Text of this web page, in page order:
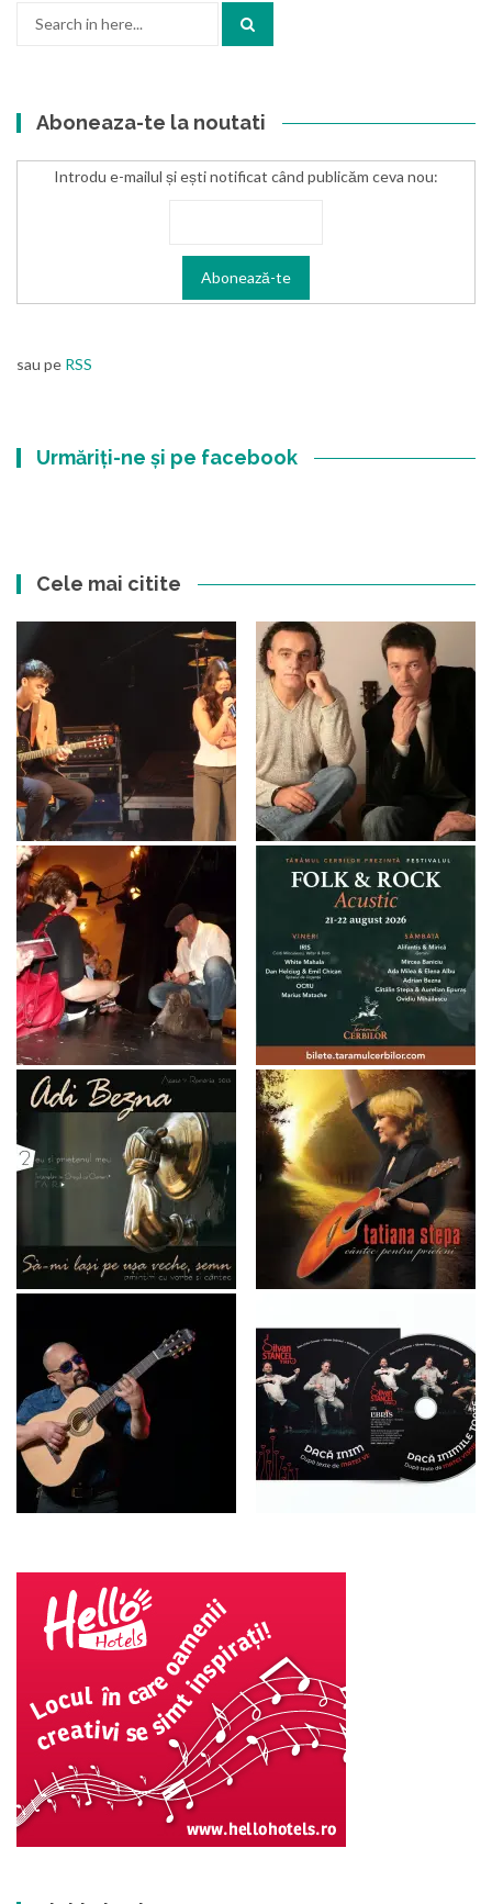
Aboneaza-te la noutati
Introdu e-mailul și ești notificat când publicăm ceva nou:
sau pe RSS
Urmăriți-ne și pe facebook
Cele mai citite